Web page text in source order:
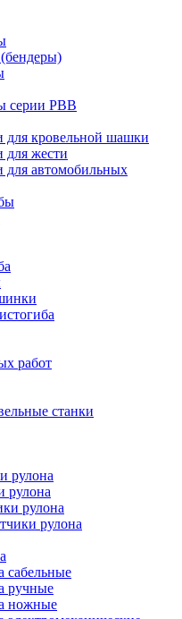
серии PBB
для кровельной шашки
для жести
для автомобильных
работ
станки
рулона
рулона
рулона
рулона
сабельные
ручные
ножные